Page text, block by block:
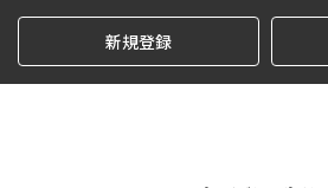
新規登録